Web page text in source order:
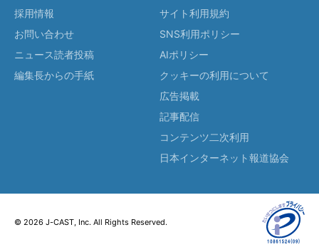
採用情報
お問い合わせ
ニュース読者投稿
編集長からの手紙
サイト利用規約
SNS利用ポリシー
AIポリシー
クッキーの利用について
広告掲載
記事配信
コンテンツ二次利用
日本インターネット報道協会
© 2026 J-CAST, Inc. All Rights Reserved.